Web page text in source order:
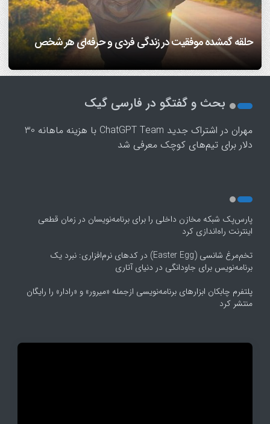
حلقه گمشده موفقیت در زندگی فردی و حرفه‌ای هر شخص
افراد مضطرب دنیا را متفاوت می بینند!
فرزندپروری با هوش مصنوعی صحیح است یا غلط؟
7 مهارتی که هم همسفر خوب می‌سازه، هم همسر خوب!/
اینفوگرافیک
دانشمندان بعد از سی سال تحقیق می گویند: عشق هم از قوانین
ریاضی پیروی می‌کند!/ ویدئو
1
بحث و گفتگو در فارسی گیک
مهران در
اشتراک جدید ChatGPT Team با هزینه ماهانه 30
دلار برای تیم‌های کوچک معرفی شد
پارس‌پک شبکه مخازن داخلی را برای برنامه‌نویسان در زمان قطعی
اینترنت راه‌اندازی کرد
تخم‌مرغ شانسی (Easter Egg) در کدهای نرم‌افزاری: نبرد یک
برنامه‌نویس برای جاودانگی در دنیای آتاری
پلتفرم چابکان ابزارهای برنامه‌نویسی ازجمله «میرور» و «رادار» را رایگان
منتشر کرد